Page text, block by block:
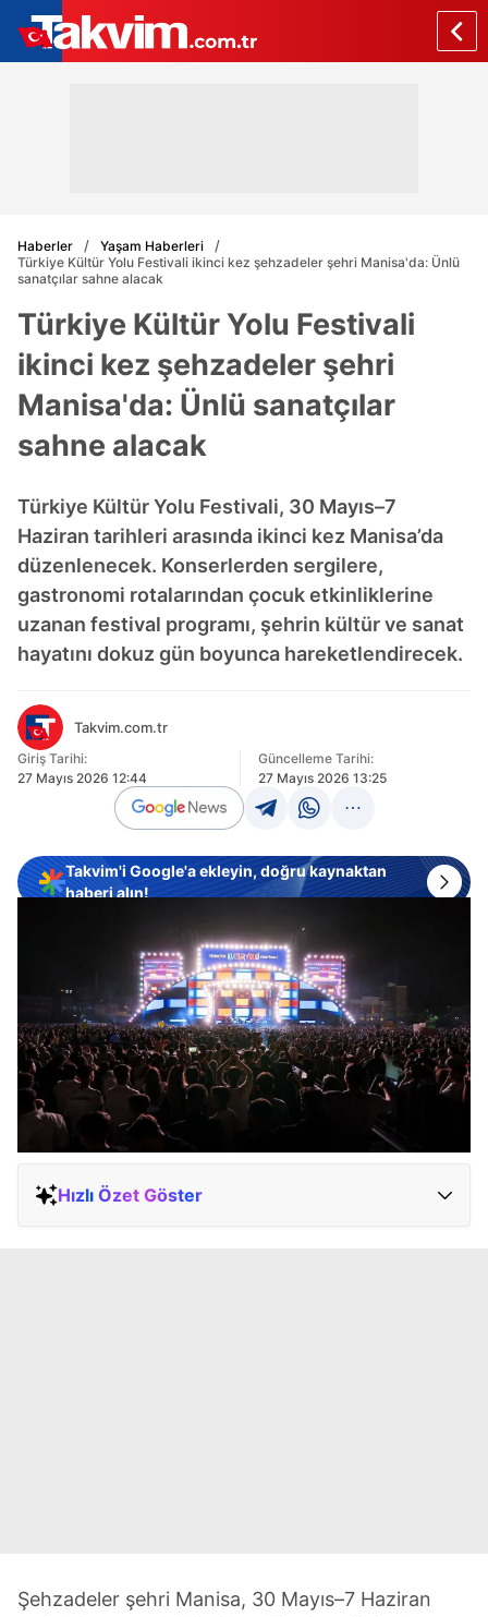
Haberler
Yaşam Haberleri
Türkiye Kültür Yolu Festivali ikinci kez şehzadeler şehri Manisa'da: Ünlü
sanatçılar sahne alacak
Türkiye Kültür Yolu Festivali
ikinci kez şehzadeler şehri
Manisa'da: Ünlü sanatçılar
sahne alacak
Türkiye Kültür Yolu Festivali, 30 Mayıs–7
Haziran tarihleri arasında ikinci kez Manisa’da
düzenlenecek. Konserlerden sergilere,
gastronomi rotalarından çocuk etkinliklerine
uzanan festival programı, şehrin kültür ve sanat
hayatını dokuz gün boyunca hareketlendirecek.
Takvim.com.tr
Giriş Tarihi:
27 Mayıs 2026 12:44
Güncelleme Tarihi:
27 Mayıs 2026 13:25
Takvim'i Google'a ekleyin, doğru kaynaktan
haberi alın!
Hızlı Özet Göster
Şehzadeler şehri Manisa, 30 Mayıs–7 Haziran